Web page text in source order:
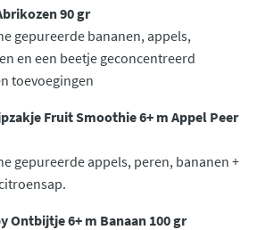
90 gr
gepureerde bananen, appels,
en een beetje geconcentreerd
toevoegingen
Fruit Smoothie 6+ m Appel Peer
gepureerde appels, peren, bananen +
Ontbijtje 6+ m Banaan 100 gr